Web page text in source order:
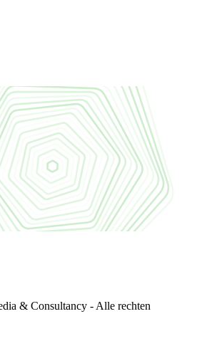
& Consultancy - Alle rechten